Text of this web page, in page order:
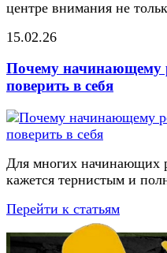
центре внимания не
15.02.26
Почему начинающему
поверить в себя
Для многих начинающих
кажется тернистым и
Перейти к статьям